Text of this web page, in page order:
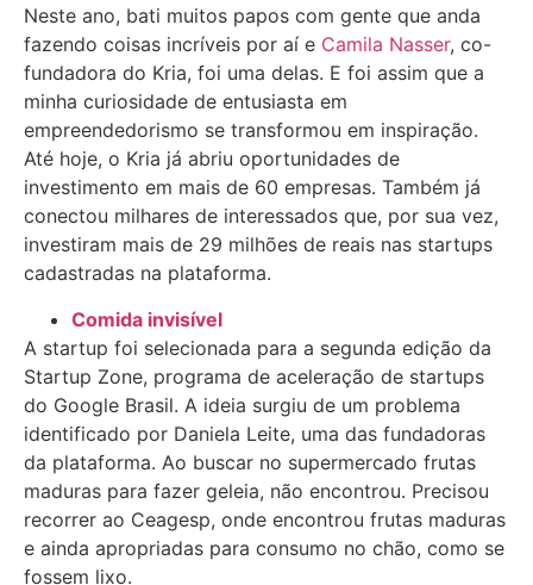
Neste ano, bati muitos papos com gente que anda
fazendo coisas incríveis por aí e Camila Nasser, co-
fundadora do Kria, foi uma delas. E foi assim que a
minha curiosidade de entusiasta em
empreendedorismo se transformou em inspiração.
Até hoje, o Kria já abriu oportunidades de
investimento em mais de 60 empresas. Também já
conectou milhares de interessados que, por sua vez,
investiram mais de 29 milhões de reais nas startups
cadastradas na plataforma.
Comida invisível
A startup foi selecionada para a segunda edição da
Startup Zone, programa de aceleração de startups
do Google Brasil. A ideia surgiu de um problema
identificado por Daniela Leite, uma das fundadoras
da plataforma. Ao buscar no supermercado frutas
maduras para fazer geleia, não encontrou. Precisou
recorrer ao Ceagesp, onde encontrou frutas maduras
e ainda apropriadas para consumo no chão, como se
fossem lixo.